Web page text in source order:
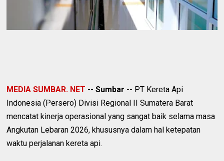
MEDIA SUMBAR. NET --Sumbar -- PT Kereta Api
Indonesia (Persero) Divisi Regional II Sumatera Barat
mencatat kinerja operasional yang sangat baik selama masa
Angkutan Lebaran 2026, khususnya dalam hal ketepatan
waktu perjalanan kereta api.